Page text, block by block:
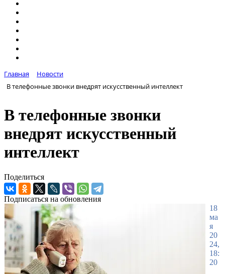
Главная
Новости
В телефонные звонки внедрят искусственный интеллект
В телефонные звонки
внедрят искусственный
интеллект
Поделиться
Подписаться на обновления
18
ма
я
20
24,
18:
20